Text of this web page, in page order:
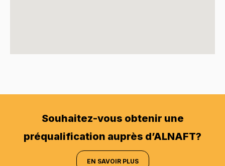
Souhaitez-vous obtenir une
préqualification auprès d’ALNAFT?
EN SAVOIR PLUS